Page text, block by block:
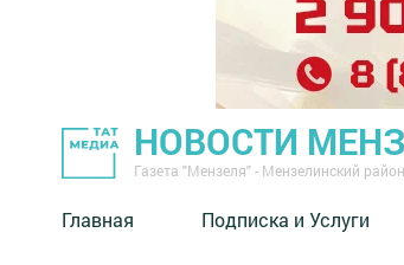
НОВОСТИ
Газета "Мензеля" - Мензелинский район
Главная Подписка и Услуги